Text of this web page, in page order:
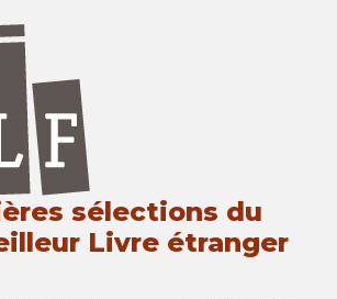
sélections du
Livre étranger